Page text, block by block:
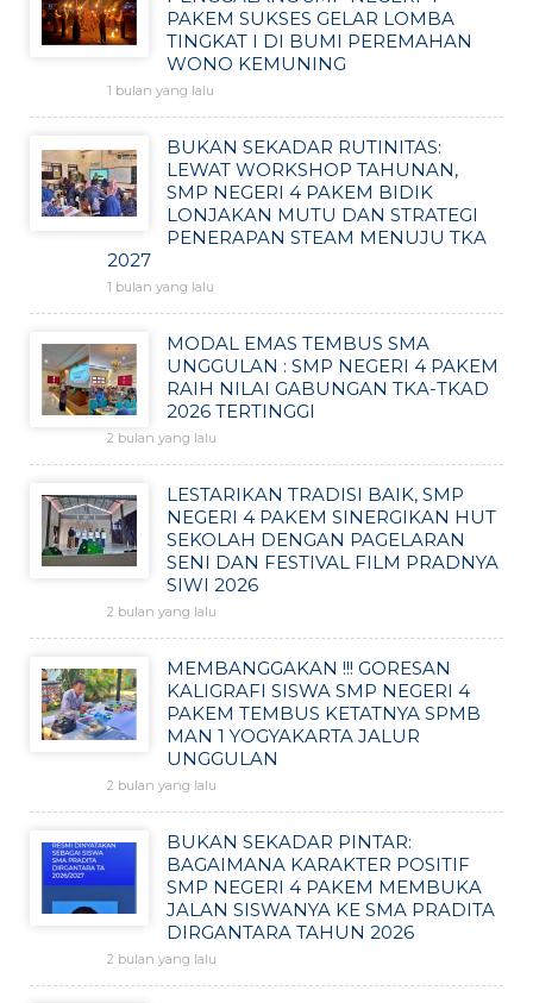
PAKEM SUKSES GELAR LOMBA
TINGKAT I DI BUMI PEREMAHAN
WONO KEMUNING
1 bulan yang lalu
BUKAN SEKADAR RUTINITAS:
LEWAT WORKSHOP TAHUNAN,
SMP NEGERI 4 PAKEM BIDIK
LONJAKAN MUTU DAN STRATEGI
PENERAPAN STEAM MENUJU TKA
2027
1 bulan yang lalu
MODAL EMAS TEMBUS SMA
UNGGULAN : SMP NEGERI 4 PAKEM
RAIH NILAI GABUNGAN TKA-TKAD
2026 TERTINGGI
2 bulan yang lalu
LESTARIKAN TRADISI BAIK, SMP
NEGERI 4 PAKEM SINERGIKAN HUT
SEKOLAH DENGAN PAGELARAN
SENI DAN FESTIVAL FILM PRADNYA
SIWI 2026
2 bulan yang lalu
MEMBANGGAKAN !!! GORESAN
KALIGRAFI SISWA SMP NEGERI 4
PAKEM TEMBUS KETATNYA SPMB
MAN 1 YOGYAKARTA JALUR
UNGGULAN
2 bulan yang lalu
BUKAN SEKADAR PINTAR:
BAGAIMANA KARAKTER POSITIF
SMP NEGERI 4 PAKEM MEMBUKA
JALAN SISWANYA KE SMA PRADITA
DIRGANTARA TAHUN 2026
2 bulan yang lalu